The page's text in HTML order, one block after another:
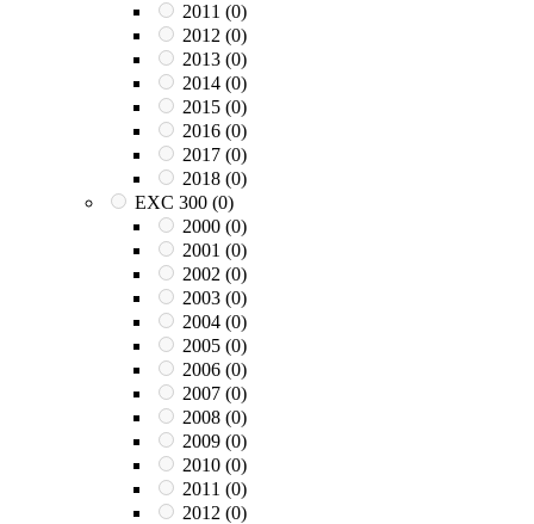
2011 (0)
2012 (0)
2013 (0)
2014 (0)
2015 (0)
2016 (0)
2017 (0)
2018 (0)
EXC 300 (0)
2000 (0)
2001 (0)
2002 (0)
2003 (0)
2004 (0)
2005 (0)
2006 (0)
2007 (0)
2008 (0)
2009 (0)
2010 (0)
2011 (0)
2012 (0)